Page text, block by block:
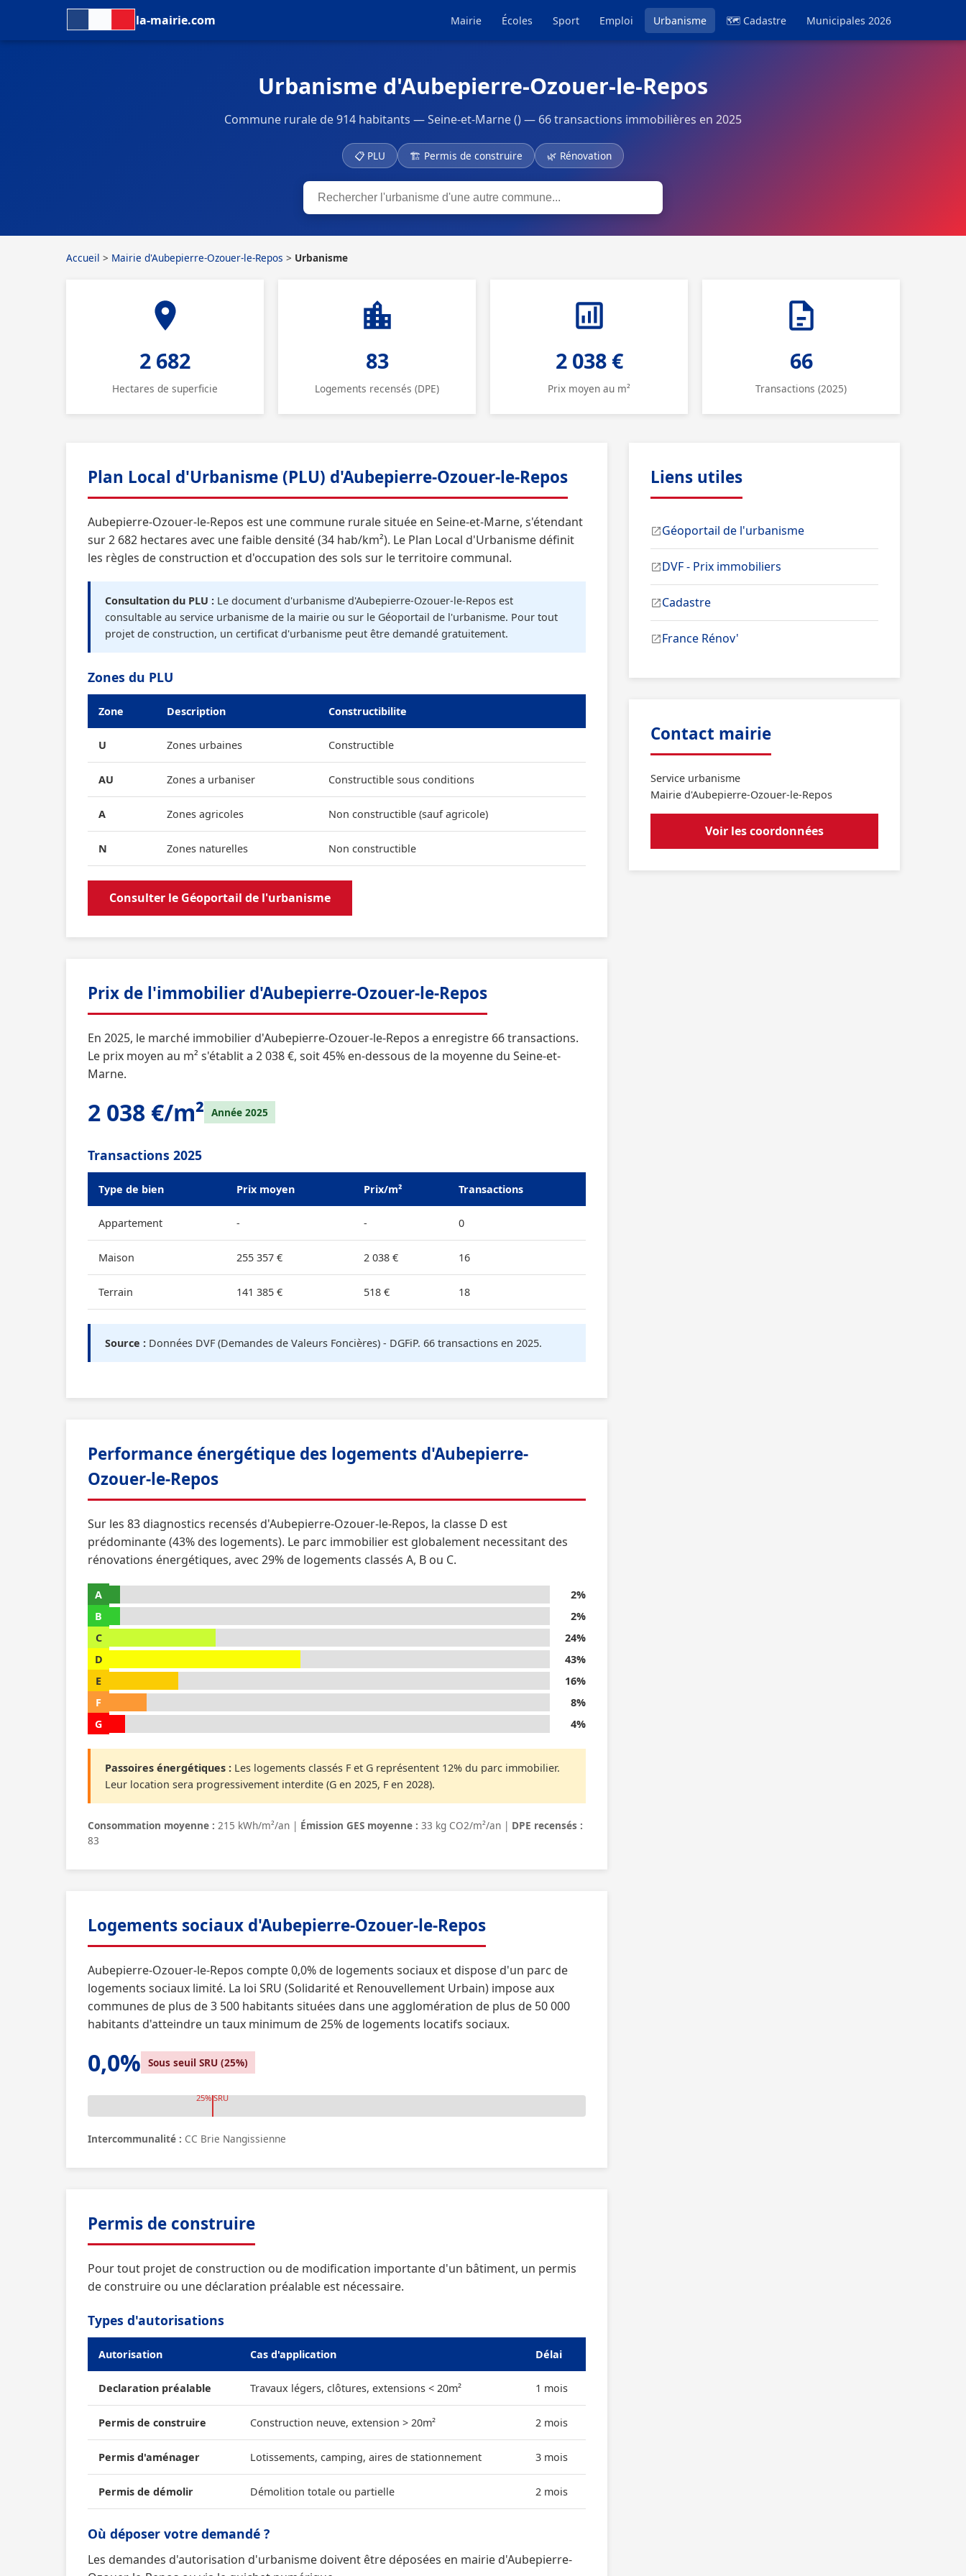
la-mairie.com Mairie Écoles Sport Emploi Urbanisme 🗺 Cadastre Municipales 2026
Urbanisme d'Aubepierre-Ozouer-le-Repos
Commune rurale de 914 habitants — Seine-et-Marne () — 66 transactions immobilières en 2025
📋 PLU 🏗 Permis de construire 🌿 Rénovation
Accueil > Mairie d'Aubepierre-Ozouer-le-Repos > Urbanisme
2 682
Hectares de superficie
83
Logements recensés (DPE)
2 038 €
Prix moyen au m²
66
Transactions (2025)
Plan Local d'Urbanisme (PLU) d'Aubepierre-Ozouer-le-Repos
Aubepierre-Ozouer-le-Repos est une commune rurale située en Seine-et-Marne, s'étendant
sur 2 682 hectares avec une faible densité (34 hab/km²). Le Plan Local d'Urbanisme définit
les règles de construction et d'occupation des sols sur le territoire communal.
Consultation du PLU : Le document d'urbanisme d'Aubepierre-Ozouer-le-Repos est
consultable au service urbanisme de la mairie ou sur le Géoportail de l'urbanisme. Pour tout
projet de construction, un certificat d'urbanisme peut être demandé gratuitement.
Zones du PLU
Zone Description Constructibilite
U Zones urbaines Constructible
AU Zones a urbaniser Constructible sous conditions
A Zones agricoles Non constructible (sauf agricole)
N Zones naturelles Non constructible
Consulter le Géoportail de l'urbanisme
Prix de l'immobilier d'Aubepierre-Ozouer-le-Repos
En 2025, le marché immobilier d'Aubepierre-Ozouer-le-Repos a enregistre 66 transactions.
Le prix moyen au m² s'établit a 2 038 €, soit 45% en-dessous de la moyenne du Seine-et-
Marne.
2 038 €/m² Année 2025
Transactions 2025
Type de bien Prix moyen Prix/m² Transactions
Appartement - - 0
Maison 255 357 € 2 038 € 16
Terrain 141 385 € 518 € 18
Source : Données DVF (Demandes de Valeurs Foncières) - DGFiP. 66 transactions en 2025.
Performance énergétique des logements d'Aubepierre-
Ozouer-le-Repos
Sur les 83 diagnostics recensés d'Aubepierre-Ozouer-le-Repos, la classe D est
prédominante (43% des logements). Le parc immobilier est globalement necessitant des
rénovations énergétiques, avec 29% de logements classés A, B ou C.
A
2%
B
2%
C
24%
D
43%
E
16%
F
8%
G
4%
Passoires énergétiques : Les logements classés F et G représentent 12% du parc immobilier.
Leur location sera progressivement interdite (G en 2025, F en 2028).
Consommation moyenne : 215 kWh/m²/an | Émission GES moyenne : 33 kg CO2/m²/an | DPE recensés :
83
Logements sociaux d'Aubepierre-Ozouer-le-Repos
Aubepierre-Ozouer-le-Repos compte 0,0% de logements sociaux et dispose d'un parc de
logements sociaux limité. La loi SRU (Solidarité et Renouvellement Urbain) impose aux
communes de plus de 3 500 habitants situées dans une agglomération de plus de 50 000
habitants d'atteindre un taux minimum de 25% de logements locatifs sociaux.
0,0% Sous seuil SRU (25%)
25% SRU
Intercommunalité : CC Brie Nangissienne
Permis de construire
Pour tout projet de construction ou de modification importante d'un bâtiment, un permis
de construire ou une déclaration préalable est nécessaire.
Types d'autorisations
Autorisation Cas d'application Délai
Declaration préalable Travaux légers, clôtures, extensions < 20m² 1 mois
Permis de construire Construction neuve, extension > 20m² 2 mois
Permis d'aménager Lotissements, camping, aires de stationnement 3 mois
Permis de démolir Démolition totale ou partielle 2 mois
Où déposer votre demandé ?
Les demandes d'autorisation d'urbanisme doivent être déposées en mairie d'Aubepierre-
Liens utiles
Géoportail de l'urbanisme
DVF - Prix immobiliers
Cadastre
France Rénov'
Contact mairie
Service urbanisme
Mairie d'Aubepierre-Ozouer-le-Repos
Voir les coordonnées